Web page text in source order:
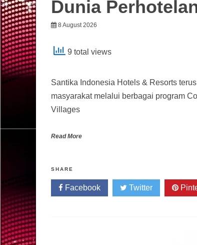
Dunia
8 August 2026
9 total views
Santika Indonesia Hotels & Resorts
masyarakat melalui berbagai program
Villages
Read More
SHARE
Facebook Twitter